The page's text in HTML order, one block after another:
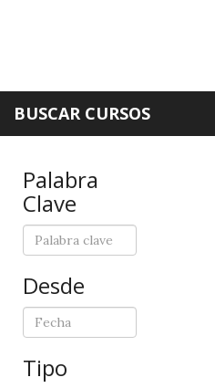
BUSCAR CURSOS
Palabra
Clave
Desde
Tipo